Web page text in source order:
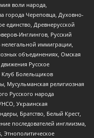
воли народа,
города Череповца, Духовно-
единство, Древнерусской
Инглингов, Русский
иммиграции,
объединениях, Омская
Русское
Клуб Болельщиков
Мусульманская религиозная
Русского народа
Украинская
Братство, Белый Крест,
последователей инглиизма,
Этнополитическое